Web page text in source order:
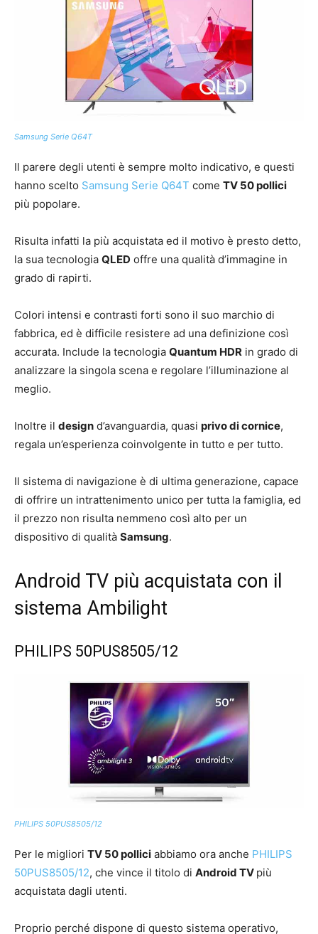
Samsung Serie Q64T
Il parere degli utenti è sempre molto indicativo, e questi
hanno scelto Samsung Serie Q64T come TV 50 pollici
più popolare.
Risulta infatti la più acquistata ed il motivo è presto detto,
la sua tecnologia QLED offre una qualità d’immagine in
grado di rapirti.
Colori intensi e contrasti forti sono il suo marchio di
fabbrica, ed è difficile resistere ad una definizione così
accurata. Include la tecnologia Quantum HDR in grado di
analizzare la singola scena e regolare l’illuminazione al
meglio.
Inoltre il design d’avanguardia, quasi privo di cornice,
regala un’esperienza coinvolgente in tutto e per tutto.
Il sistema di navigazione è di ultima generazione, capace
di offrire un intrattenimento unico per tutta la famiglia, ed
il prezzo non risulta nemmeno così alto per un
dispositivo di qualità Samsung.
Android TV più acquistata con il
sistema Ambilight
PHILIPS 50PUS8505/12
PHILIPS 50PUS8505/12
Per le migliori TV 50 pollici abbiamo ora anche PHILIPS
50PUS8505/12, che vince il titolo di Android TV più
acquistata dagli utenti.
Proprio perché dispone di questo sistema operativo,